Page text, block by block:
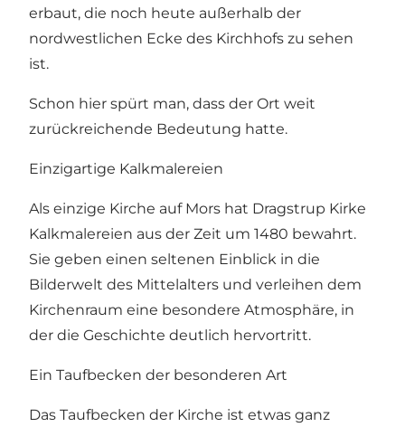
erbaut, die noch heute außerhalb der
nordwestlichen Ecke des Kirchhofs zu sehen
ist.
Schon hier spürt man, dass der Ort weit
zurückreichende Bedeutung hatte.
Einzigartige Kalkmalereien
Als einzige Kirche auf Mors hat Dragstrup Kirke
Kalkmalereien aus der Zeit um 1480 bewahrt.
Sie geben einen seltenen Einblick in die
Bilderwelt des Mittelalters und verleihen dem
Kirchenraum eine besondere Atmosphäre, in
der die Geschichte deutlich hervortritt.
Ein Taufbecken der besonderen Art
Das Taufbecken der Kirche ist etwas ganz